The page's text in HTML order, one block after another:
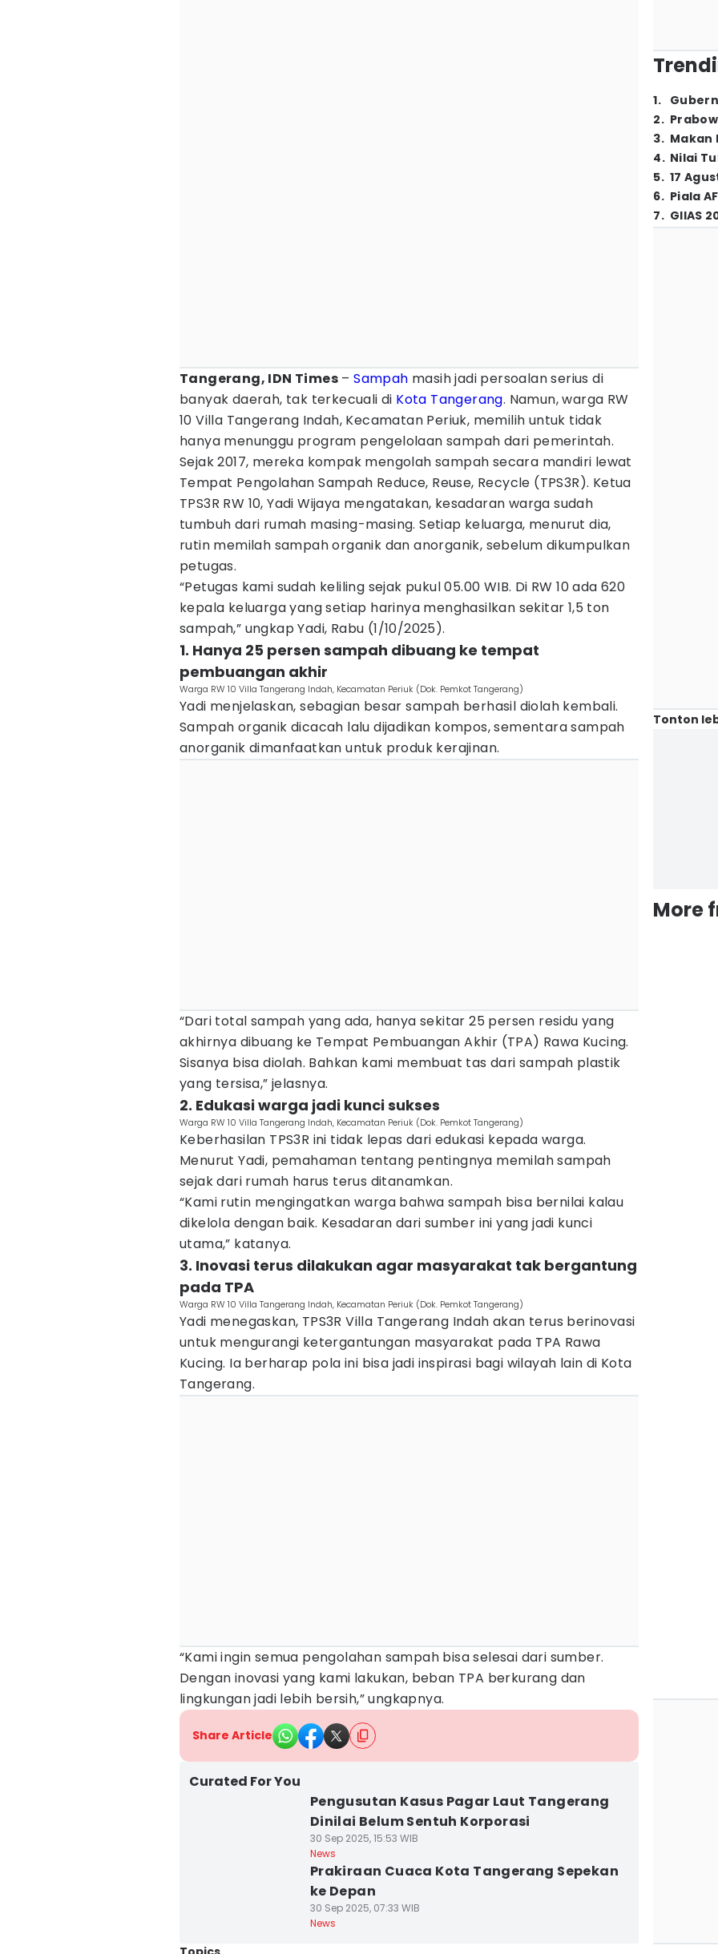
Tangerang, IDN Times –Sampah masih jadi persoalan serius di
banyak daerah, tak terkecuali di Kota Tangerang. Namun, warga RW
10 Villa Tangerang Indah, Kecamatan Periuk, memilih untuk tidak
hanya menunggu program pengelolaan sampah dari pemerintah.
Sejak 2017, mereka kompak mengolah sampah secara mandiri lewat
Tempat Pengolahan Sampah Reduce, Reuse, Recycle (TPS3R). Ketua
TPS3R RW 10, Yadi Wijaya mengatakan, kesadaran warga sudah
tumbuh dari rumah masing-masing. Setiap keluarga, menurut dia,
rutin memilah sampah organik dan anorganik, sebelum dikumpulkan
petugas.
“Petugas kami sudah keliling sejak pukul 05.00 WIB. Di RW 10 ada 620
kepala keluarga yang setiap harinya menghasilkan sekitar 1,5 ton
sampah,” ungkap Yadi, Rabu (1/10/2025).
1. Hanya 25 persen sampah dibuang ke tempat
pembuangan akhir
Warga RW 10 Villa Tangerang Indah, Kecamatan Periuk (Dok. Pemkot Tangerang)
Yadi menjelaskan, sebagian besar sampah berhasil diolah kembali.
Sampah organik dicacah lalu dijadikan kompos, sementara sampah
anorganik dimanfaatkan untuk produk kerajinan.
“Dari total sampah yang ada, hanya sekitar 25 persen residu yang
akhirnya dibuang ke Tempat Pembuangan Akhir (TPA) Rawa Kucing.
Sisanya bisa diolah. Bahkan kami membuat tas dari sampah plastik
yang tersisa,” jelasnya.
2. Edukasi warga jadi kunci sukses
Warga RW 10 Villa Tangerang Indah, Kecamatan Periuk (Dok. Pemkot Tangerang)
Keberhasilan TPS3R ini tidak lepas dari edukasi kepada warga.
Menurut Yadi, pemahaman tentang pentingnya memilah sampah
sejak dari rumah harus terus ditanamkan.
“Kami rutin mengingatkan warga bahwa sampah bisa bernilai kalau
dikelola dengan baik. Kesadaran dari sumber ini yang jadi kunci
utama,” katanya.
3. Inovasi terus dilakukan agar masyarakat tak bergantung
pada TPA
Warga RW 10 Villa Tangerang Indah, Kecamatan Periuk (Dok. Pemkot Tangerang)
Yadi menegaskan, TPS3R Villa Tangerang Indah akan terus berinovasi
untuk mengurangi ketergantungan masyarakat pada TPA Rawa
Kucing. Ia berharap pola ini bisa jadi inspirasi bagi wilayah lain di Kota
Tangerang.
“Kami ingin semua pengolahan sampah bisa selesai dari sumber.
Dengan inovasi yang kami lakukan, beban TPA berkurang dan
lingkungan jadi lebih bersih,” ungkapnya.
Share Article
Curated For You
Pengusutan Kasus Pagar Laut Tangerang
Dinilai Belum Sentuh Korporasi
30 Sep 2025, 15:53 WIB
News
Prakiraan Cuaca Kota Tangerang Sepekan
ke Depan
30 Sep 2025, 07:33 WIB
News
1.
2.
3. Makan
4. Nilai
5. 17
6. Piala
7. GIIAS
Tonton
More